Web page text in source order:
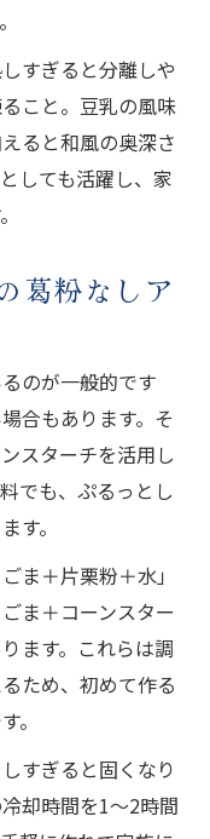
すぎると分離しや
こと。豆乳の風味
ると和風の奥深さ
しても活躍し、家
葛粉なしア
のが一般的です
合もあります。そ
スターチを活用し
でも、ぷるっとし
す。
ま＋片栗粉＋水」
ま＋コーンスター
ます。これらは調
ため、初めて作る
。
すぎると固くなり
却時間を1～2時間